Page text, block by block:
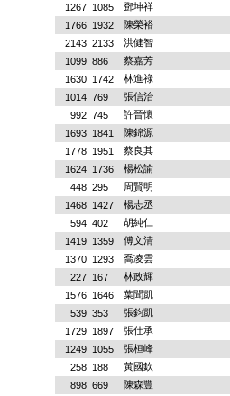
1267
1085
鄧坤祥
1766
1932
陳榮裕
2143 2133
洪健智
1099 886
蔡嘉芳
1630
1742
林進祿
1014 769
張信治
992 745
許晉懷
1693
1841
陳錦源
1778
1951
蔡良其
1624
1736
楊松諭
448 295
周賢明
1468
1427
楊志丞
594 402
胡純仁
1419
1359
傅文清
1370
1293
喬凌雲
227
167
林政輝
1576
1646
葉聞凱
539 353
張鈞凱
1729
1897
張仕承
1249
1055
張桓峰
258
188
黃國欽
898 669 陳森豐